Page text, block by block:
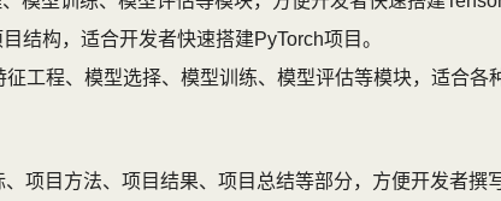
结构，适合开发者快速搭建PyTorch项目。
工程、模型选择、模型训练、模型评估等模块，适合各
项目方法、项目结果、项目总结等部分，方便开发者撰